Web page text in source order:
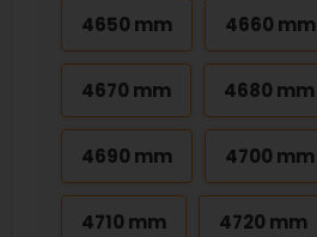
4650 mm 4660 mm
4670 mm 4680 mm
4690 mm 4700 mm
4710 mm 4720 mm